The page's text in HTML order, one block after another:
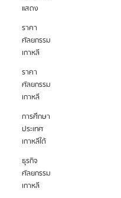
แสดง
ราคา
ศัลยกรรม
เกาหลี
ราคา
ศัลยกรรม
เกาหลี
การศึกษา
ประเทศ
เกาหลีใต้
ธุรกิจ
ศัลยกรรม
เกาหลี